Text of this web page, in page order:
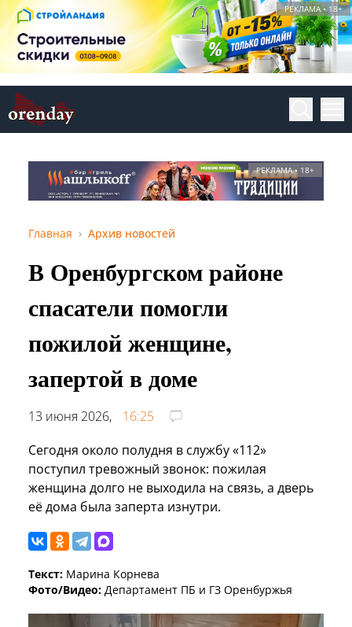
РЕКЛАМА • 18+
РЕКЛАМА • 18+
Главная Архив новостей
В Оренбургском районе
спасатели помогли
пожилой женщине,
запертой в доме
13 июня 2026,
16:25
Сегодня около полудня в службу «112»
поступил тревожный звонок: пожилая
женщина долго не выходила на связь, а дверь
её дома была заперта изнутри.
Текст: Марина Корнева
Фото/Видео: Департамент ПБ и ГЗ Оренбуржья